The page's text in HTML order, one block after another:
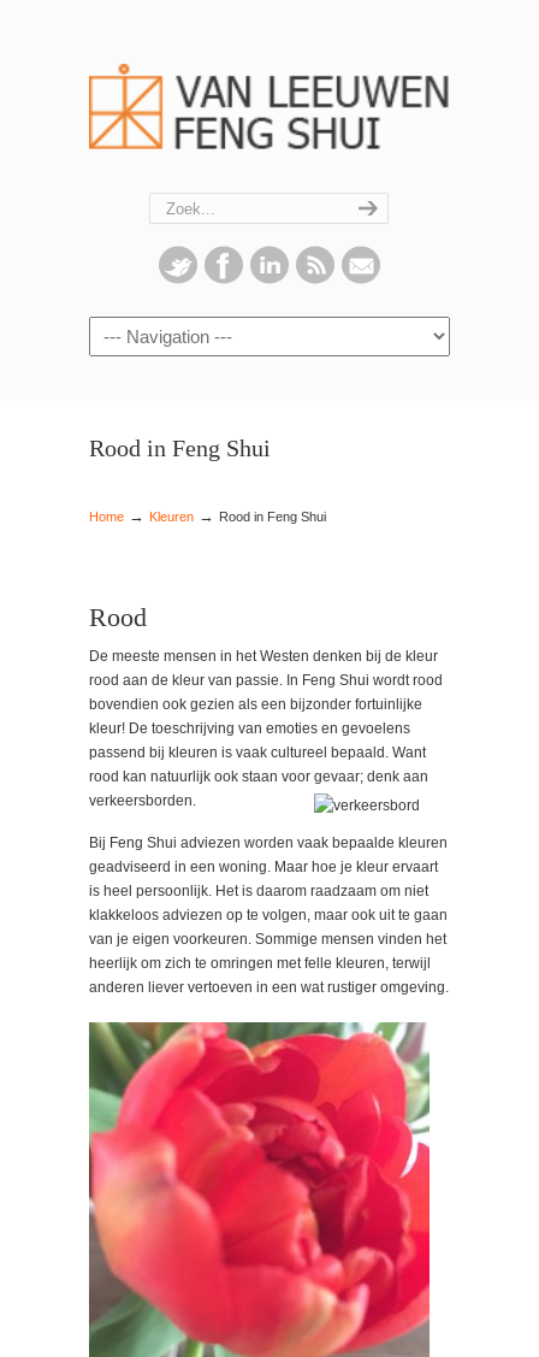
Navigation
Rood in Feng Shui
Home → Kleuren → Rood in Feng Shui
Rood
De meeste mensen in het Westen denken bij de kleur
rood aan de kleur van passie. In Feng Shui wordt rood
bovendien ook gezien als een bijzonder fortuinlijke
kleur! De toeschrijving van emoties en gevoelens
passend bij kleuren is vaak cultureel bepaald. Want
rood kan natuurlijk ook staan voor gevaar; denk aan
verkeersborden.
Bij Feng Shui adviezen worden vaak bepaalde kleuren
geadviseerd in een woning. Maar hoe je kleur ervaart
is heel persoonlijk. Het is daarom raadzaam om niet
klakkeloos adviezen op te volgen, maar ook uit te gaan
van je eigen voorkeuren. Sommige mensen vinden het
heerlijk om zich te omringen met felle kleuren, terwijl
anderen liever vertoeven in een wat rustiger omgeving.